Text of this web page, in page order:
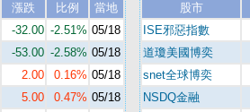
漲跌 比例
當地
-32.00 -2.51% 05/18
-53.00 -2.58% 05/18
2.00 0.16% 05/18
5.00 0.47% 05/18
股市
ISE邪惡指數
道瓊美國博奕
snet全球博奕
NSDQ金融